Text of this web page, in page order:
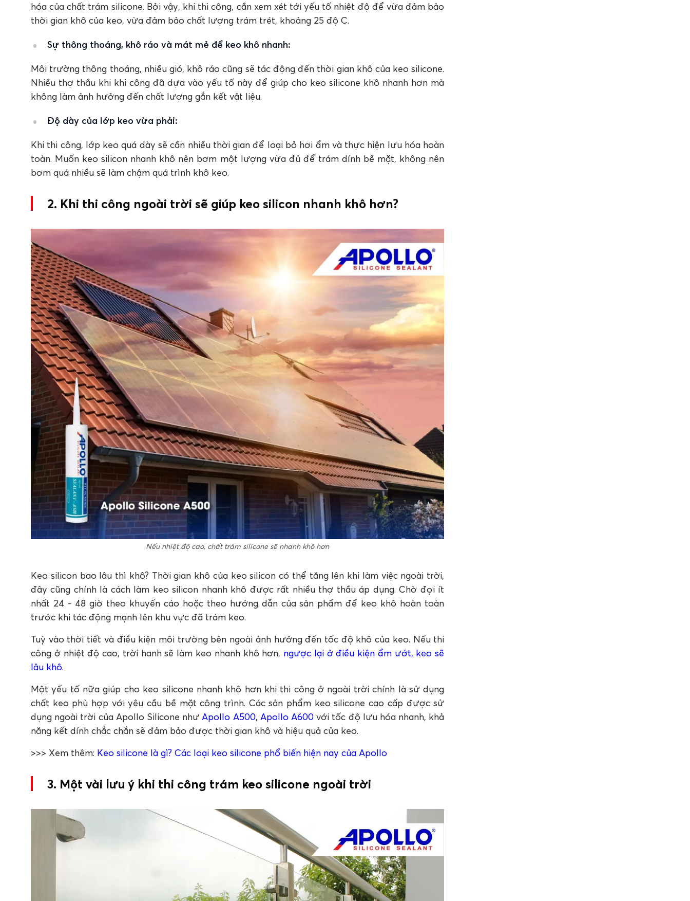
hóa của chất trám silicone. Bởi vậy, khi thi công, cần xem xét tới yếu tố nhiệt độ để vừa đảm bảo
thời gian khô của keo, vừa đảm bảo chất lượng trám trét, khoảng 25 độ C.
Sự thông thoáng, khô ráo và mát mẻ để keo khô nhanh:
Môi trường thông thoáng, nhiều gió, khô ráo cũng sẽ tác động đến thời gian khô của keo silicone.
Nhiều thợ thầu khi khi công đã dựa vào yếu tố này để giúp cho keo silicone khô nhanh hơn mà
không làm ảnh hưởng đến chất lượng gắn kết vật liệu.
Độ dày của lớp keo vừa phải:
Khi thi công, lớp keo quá dày sẽ cần nhiều thời gian để loại bỏ hơi ẩm và thực hiện lưu hóa hoàn
toàn. Muốn keo silicon nhanh khô nên bơm một lượng vừa đủ để trám dính bề mặt, không nên
bơm quá nhiều sẽ làm chậm quá trình khô keo.
2. Khi thi công ngoài trời sẽ giúp keo silicon nhanh khô hơn?
Nếu nhiệt độ cao, chất trám silicone sẽ nhanh khô hơn
Keo silicon bao lâu thì khô? Thời gian khô của keo silicon có thể tăng lên khi làm việc ngoài trời,
đây cũng chính là cách làm keo silicon nhanh khô được rất nhiều thợ thầu áp dụng. Chờ đợi ít
nhất 24 - 48 giờ theo khuyến cáo hoặc theo hướng dẫn của sản phẩm để keo khô hoàn toàn
trước khi tác động mạnh lên khu vực đã trám keo.
Tuỳ vào thời tiết và điều kiện môi trường bên ngoài ảnh hưởng đến tốc độ khô của keo. Nếu thi
công ở nhiệt độ cao, trời hanh sẽ làm keo nhanh khô hơn, ngược lại ở điều kiện ẩm ướt, keo sẽ
lâu khô.
Một yếu tố nữa giúp cho keo silicone nhanh khô hơn khi thi công ở ngoài trời chính là sử dụng
chất keo phù hợp với yêu cầu bề mặt công trình. Các sản phẩm keo silicone cao cấp được sử
dụng ngoài trời của Apollo Silicone nhưApollo A500, Apollo A600với tốc độ lưu hóa nhanh, khả
năng kết dính chắc chắn sẽ đảm bảo được thời gian khô và hiệu quả của keo.
>>> Xem thêm: Keo silicone là gì? Các loại keo silicone phổ biến hiện nay của Apollo
3. Một vài lưu ý khi thi công trám keo silicone ngoài trời